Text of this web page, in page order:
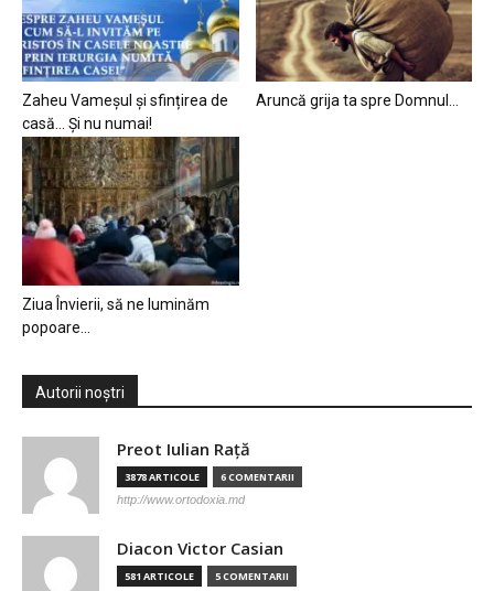
Zaheu Vameșul și sfințirea de
casă… Și nu numai!
Aruncă grija ta spre Domnul…
Ziua Învierii, să ne luminăm
popoare…
Autorii noștri
Preot Iulian Raţă
3878 ARTICOLE 6 COMENTARII
http://www.ortodoxia.md
Diacon Victor Casian
581 ARTICOLE 5 COMENTARII